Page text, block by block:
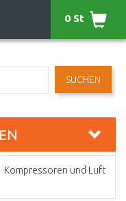
SUCHEN
0 St
Kompressoren und Luft